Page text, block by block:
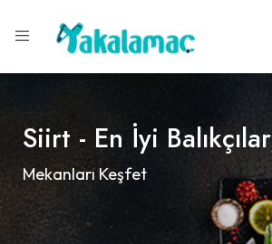
Siirt - En İyi Balıkçılar
Mekanları Keşfet